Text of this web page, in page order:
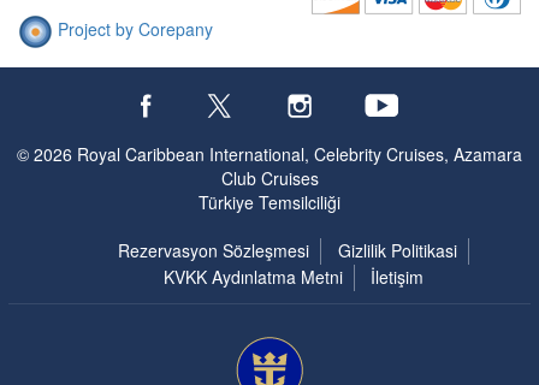
Project by Corepany
© 2026 Royal Caribbean International, Celebrity Cruises, Azamara
Club Cruises
Türkiye Temsilciliği
Rezervasyon Sözleşmesi
Gizlilik Politikasi
KVKK Aydınlatma Metni
İletişim